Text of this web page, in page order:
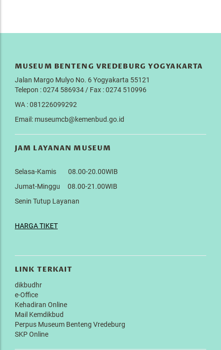
MUSEUM BENTENG VREDEBURG YOGYAKARTA
Jalan Margo Mulyo No. 6 Yogyakarta 55121
Telepon : 0274 586934 / Fax : 0274 510996
WA : 081226099292
Email: museumcb@kemenbud.go.id
JAM LAYANAN MUSEUM
Selasa-Kamis 08.00-20.00WIB
Jumat-Minggu 08.00-21.00WIB
Senin Tutup Layanan
HARGA TIKET
LINK TERKAIT
dikbudhr
e-Office
Kehadiran Online
Mail Kemdikbud
Perpus Museum Benteng Vredeburg
SKP Online